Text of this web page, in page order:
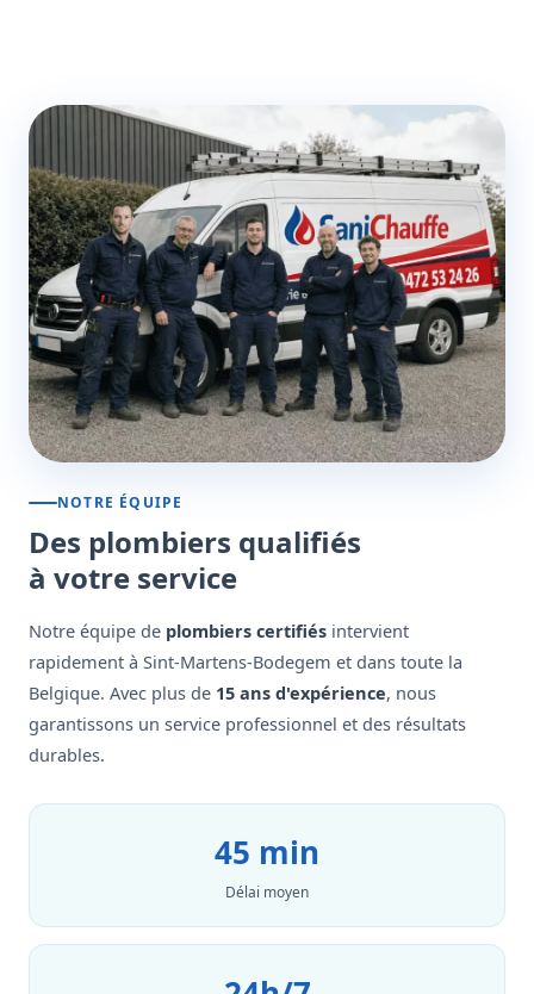
NOTRE ÉQUIPE
Des plombiers qualifiés
à votre service
Notre équipe de plombiers certifiés intervient
rapidement à Sint-Martens-Bodegem et dans toute la
Belgique. Avec plus de 15 ans d'expérience, nous
garantissons un service professionnel et des résultats
durables.
45 min
Délai moyen